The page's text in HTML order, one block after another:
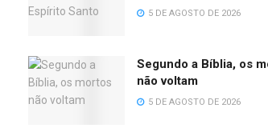
5 DE AGOSTO DE 2026
Segundo a Bíblia, os
não voltam
5 DE AGOSTO DE 2026